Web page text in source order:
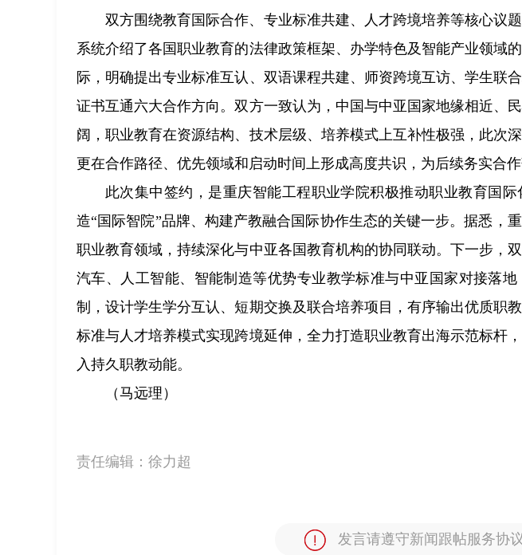
双方围绕教育国际合作、专业标准共建、人才跨境培养等核心议
系统介绍了各国职业教育的法律政策框架、办学特色及智能产业领域
际，明确提出专业标准互认、双语课程共建、师资跨境互访、学生联
证书互通六大合作方向。双方一致认为，中国与中亚国家地缘相近、
阔，职业教育在资源结构、技术层级、培养模式上互补性极强，此次
更在合作路径、优先领域和启动时间上形成高度共识，为后续务实合
此次集中签约，是重庆智能工程职业学院积极推动职业教育国
造“国际智院”品牌、构建产教融合国际协作生态的关键一步。据悉，
职业教育领域，持续深化与中亚各国教育机构的协同联动。下一步，
汽车、人工智能、智能制造等优势专业教学标准与中亚国家对接落
制，设计学生学分互认、短期交换及联合培养项目，有序输出优质职
标准与人才培养模式实现跨境延伸，全力打造职业教育出海示范标杆
入持久职教动能。
（马远理）
责任编辑： 徐力超
发言请遵守新闻跟帖服务协议